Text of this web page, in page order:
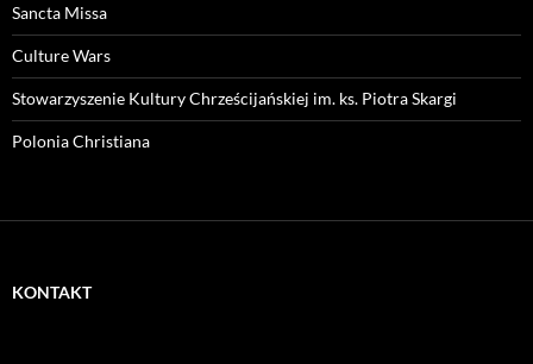
Sancta Missa
Culture Wars
Stowarzyszenie Kultury Chrześcijańskiej im. ks. Piotra Skargi
Polonia Christiana
KONTAKT